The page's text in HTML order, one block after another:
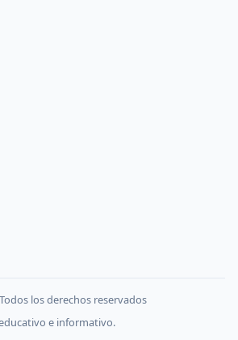
los derechos reservados
e informativo.